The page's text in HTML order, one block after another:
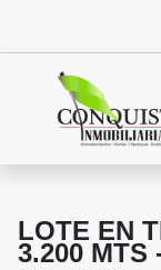
LOTE EN
3.200 MTS